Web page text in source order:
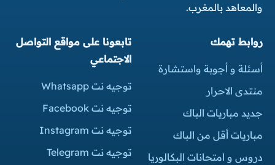
والمعاهد بالمغرب.
روابط تهمك
أسئلة و أجوبة واستشارة
منتدى الاحرار
جديد مباريات الباك
مباريات أقل من الباك
دروس و امتحانات البكالوريا
تابعونا على مواقع التواصل
الاجتماعي
توجيه نت Whatsapp
توجيه نت Facebook
توجيه نت Instagram
توجيه نت Telegram